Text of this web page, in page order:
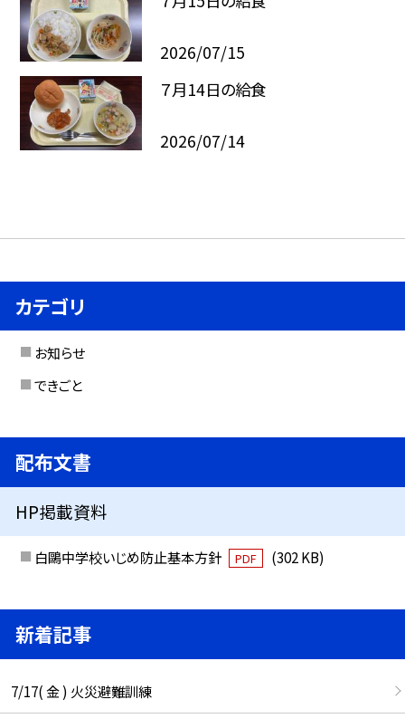
2026/07/15
７月14日の給食
2026/07/14
カテゴリ
お知らせ
できごと
配布文書
HP掲載資料
白鷗中学校いじめ防止基本方針 PDF (302 KB)
新着記事
7/17( 金 ) 火災避難訓練